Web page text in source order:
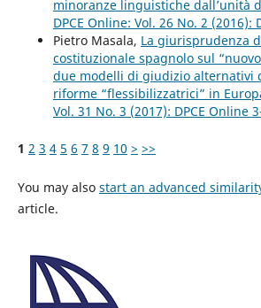
minoranze linguistiche dall’unità
DPCE Online: Vol. 26 No. 2 (2016):
Pietro Masala, La giurisprudenza
costituzionale spagnolo sul
due modelli di giudizio alternativi
riforme “flessibilizzatrici” in
Vol. 31 No. 3 (2017): DPCE Online
1 2 3 4 5 6 7 8 9 10 > >>
You may also start an advanced
article.